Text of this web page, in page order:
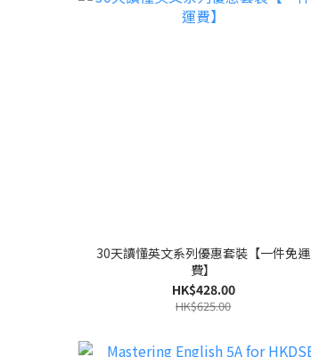
30天讀懂英文系列優惠套裝【一件免運
費】
HK$428.00
HK$625.00